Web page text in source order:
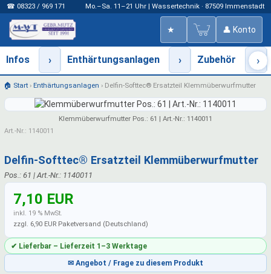
☎ 08323 / 969 171 Mo.–Sa. 11–21 Uhr | Wassertechnik · 87509 Immenstadt
★ 👤 Konto
Infos › Enthärtungsanlagen › Zubehör ››
🏠 Start› Enthärtungsanlagen › Delfin-Softtec® Ersatzteil Klemmüberwurfmutter
Klemmüberwurfmutter Pos.: 61 | Art.-Nr.: 1140011
Art.-Nr.: 1140011
Delfin-Softtec® Ersatzteil Klemmüberwurfmutter
Pos.: 61 | Art.-Nr.: 1140011
7,10 EUR
inkl. 19 % MwSt.
zzgl. 6,90 EUR Paketversand (Deutschland)
✔ Lieferbar – Lieferzeit 1–3 Werktage
✉ Angebot / Frage zu diesem Produkt